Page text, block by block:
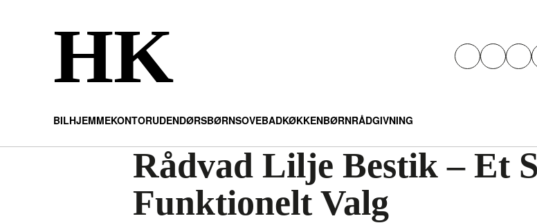
HK
BILHJEMMEKONTORUDENDØRSBØRNSOVEBADKØKKENBØRNRÅDGIVNING
Rådvad Lilje Bestik – Et
Funktionelt Valg